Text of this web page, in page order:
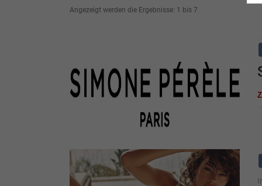
Angezeigt werden die Ergebnisse: 1 bis 7